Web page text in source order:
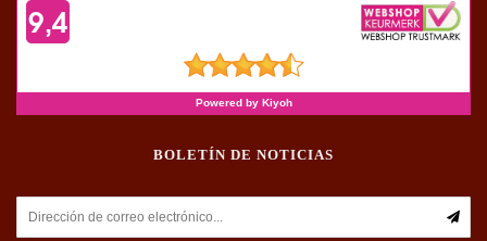
BOLETÍN DE NOTICIAS